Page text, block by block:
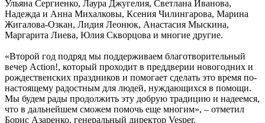
Ульяна Сергиенко, Лаура Джугелия, Светлана Иванова,
Надежда и Анна Михалковы, Ксения Чилингарова, Марина
Жигалова-Озкан, Лидия Леонюк, Анастасия Мыскина,
Маргарита Лиева, Юлия Скворцова и многие другие.
«Второй год подряд мы поддерживаем благотворительный
вечер Action!, который проходит в преддверии новогодних и
рождественских праздников и помогает сделать это время по-
настоящему радостным для людей, нуждающихся в помощи.
Мы будем рады продолжить эту добрую традицию и надеемся,
что в дальнейшем сможем помочь еще многим», – отметил
Борис Азаренко, генеральный директор Vesper.